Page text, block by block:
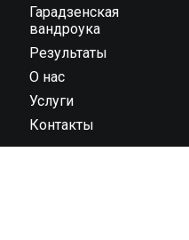
Гарадзенская
вандроука
Результаты
О нас
Услуги
Контакты